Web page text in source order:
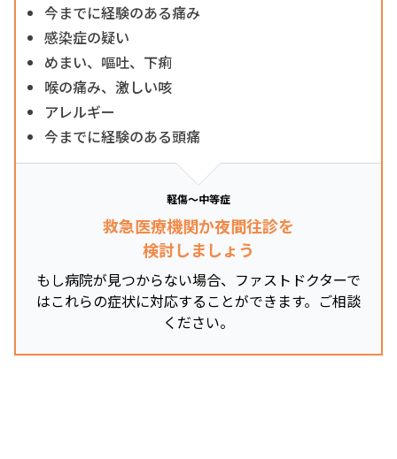
今までに経験のある痛み
感染症の疑い
めまい、嘔吐、下痢
喉の痛み、激しい咳
アレルギー
今までに経験のある頭痛
軽傷～中等症
救急医療機関か夜間往診を
検討しましょう
もし病院が見つからない場合、ファストドクターで
はこれらの症状に対応することができます。ご相談
ください。